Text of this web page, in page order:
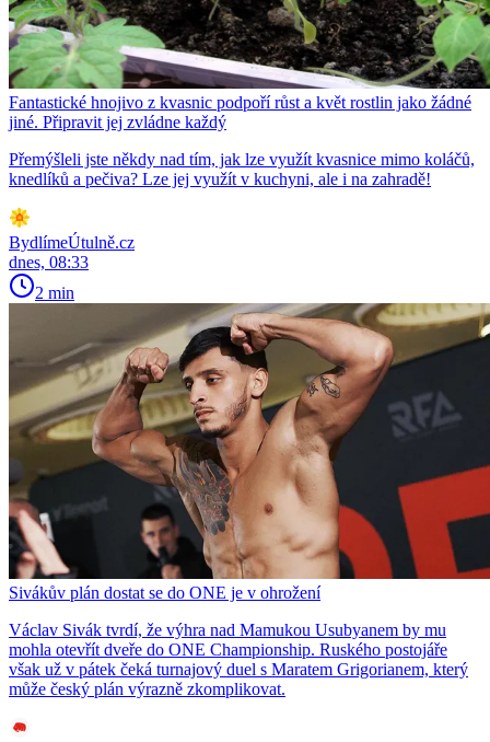
Fantastické hnojivo z kvasnic podpoří růst a květ rostlin jako žádné
jiné. Připravit jej zvládne každý
Přemýšleli jste někdy nad tím, jak lze využít kvasnice mimo koláčů,
knedlíků a pečiva? Lze jej využít v kuchyni, ale i na zahradě!
BydlímeÚtulně.cz
dnes, 08:33
2 min
Sivákův plán dostat se do ONE je v ohrožení
Václav Sivák tvrdí, že výhra nad Mamukou Usubyanem by mu
mohla otevřít dveře do ONE Championship. Ruského postojáře
však už v pátek čeká turnajový duel s Maratem Grigorianem, který
může český plán výrazně zkomplikovat.